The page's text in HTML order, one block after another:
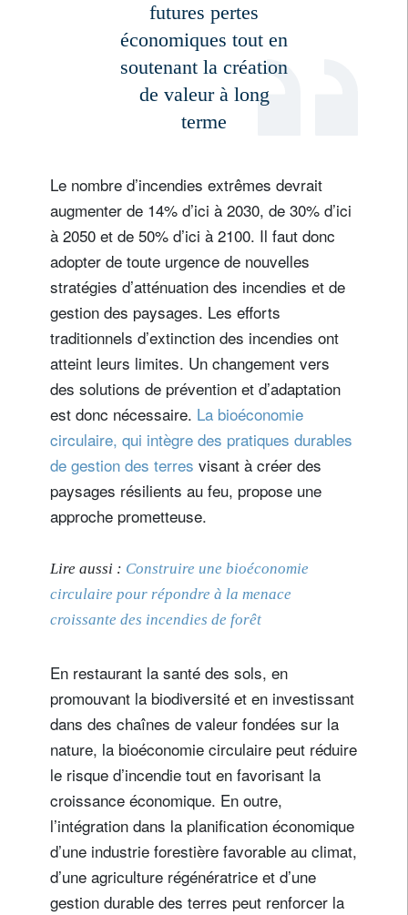
futures pertes
économiques tout en
soutenant la création
de valeur à long
terme
Le nombre d’incendies extrêmes devrait
augmenter de 14% d’ici à 2030, de 30% d’ici
à 2050 et de 50% d’ici à 2100. Il faut donc
adopter de toute urgence de nouvelles
stratégies d’atténuation des incendies et de
gestion des paysages. Les efforts
traditionnels d’extinction des incendies ont
atteint leurs limites. Un changement vers
des solutions de prévention et d’adaptation
est donc nécessaire. La bioéconomie
circulaire, qui intègre des pratiques durables
de gestion des terres visant à créer des
paysages résilients au feu, propose une
approche prometteuse.
Lire aussi : Construire une bioéconomie
circulaire pour répondre à la menace
croissante des incendies de forêt
En restaurant la santé des sols, en
promouvant la biodiversité et en investissant
dans des chaînes de valeur fondées sur la
nature, la bioéconomie circulaire peut réduire
le risque d’incendie tout en favorisant la
croissance économique. En outre,
l’intégration dans la planification économique
d’une industrie forestière favorable au climat,
d’une agriculture régénératrice et d’une
gestion durable des terres peut renforcer la